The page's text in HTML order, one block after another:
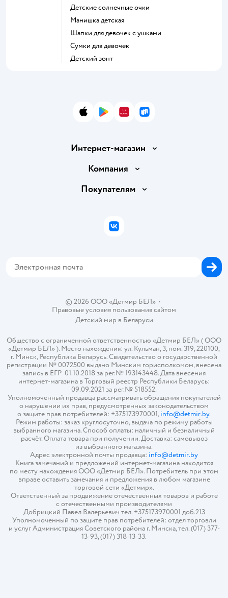
Детские солнечные очки
Манишка детская
Шапки для девочек с ушками
Сумки для девочек
Детский зонт
App StoreGoogle Play
AppGallery
RuStore
Интернет-магазин
Доставка и оплата
Правила продажи
Политика использования файлов cookie
Компания
Вакансии
Покупателям
Бонусные карты
© 2026 ООО «Детмир БЕЛ»•
Правовые условия пользования сайтом
Детский мир в Беларуси
Общество с ограниченной ответственностью «Детмир БЕЛ» ( ООО
«Детмир БЕЛ» ). Место нахождения: ул. Кульман, 3, пом. 319, 220100,
г. Минск, Республика Беларусь. Свидетельство о государственной
регистрации № 0072500 выдано Минским горисполкомом, внесена
запись в ЕГР 01.10.2018 за рег.№ 193143448. Дата внесения
интернет-магазина в Торговый реестр Республики Беларусь:
09.09.2021 за рег.№ 518552.
Уполномоченный продавца рассматривать обращения покупателей
о нарушении их прав, предусмотренных законодательством
о защите прав потребителей: +375173970001,info@detmir.by.
Режим работы: заказ круглосуточно, выдача по режиму работы
выбранного магазина. Способ оплаты: наличный и безналичный
расчёт. Оплата товара при получении. Доставка: самовывоз
из выбранного магазина.
Адрес электронной почты продавца: info@detmir.by
Книга замечаний и предложений интернет-магазина находится
по месту нахождения ООО «Детмир БЕЛ». Потребитель при этом
вправе оставить замечания и предложения в любом магазине
торговой сети «Детмир».
Ответственный за продвижение отечественных товаров и работе
с отечественными производителями
Добрицкий Павел Валерьевич тел. +375173970001 доб.213
Уполномоченный по защите прав потребителей: отдел торговли
и услуг Администрация Советского района г. Минска, тел. (017) 377-
13-93, (017) 318-13-33.
ВКонтакте